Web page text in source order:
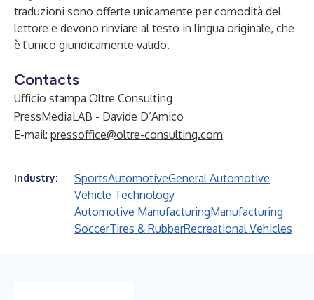
traduzioni sono offerte unicamente per comodità del
lettore e devono rinviare al testo in lingua originale, che
è l'unico giuridicamente valido.
Contacts
Ufficio stampa Oltre Consulting
PressMediaLAB - Davide D’Amico
E-mail: pressoffice@oltre-consulting.com
Industry: SportsAutomotiveGeneral Automotive
Vehicle Technology
Automotive ManufacturingManufacturing
SoccerTires & RubberRecreational Vehicles